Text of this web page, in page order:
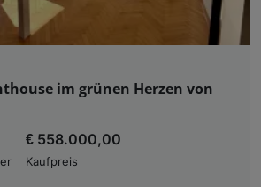
im grünen Herzen von
€ 558.000,00
Kaufpreis